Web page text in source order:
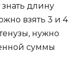
знать длину
взять 3 и 4
нужно
суммы